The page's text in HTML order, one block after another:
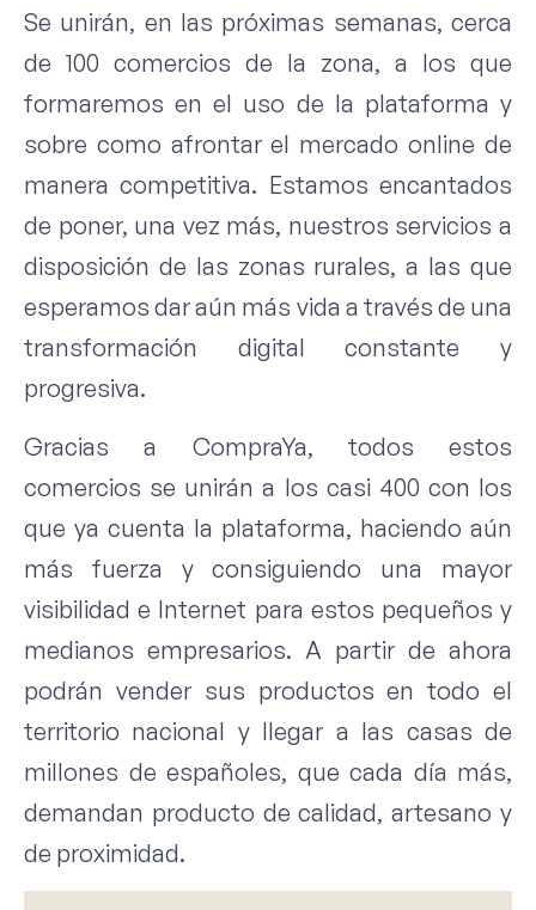
Se unirán, en las próximas semanas, cerca
de 100 comercios de la zona, a los que
formaremos en el uso de la plataforma y
sobre como afrontar el mercado online de
manera competitiva. Estamos encantados
de poner, una vez más, nuestros servicios a
disposición de las zonas rurales, a las que
esperamos dar aún más vida a través de una
transformación digital constante y
progresiva.
Gracias a CompraYa, todos estos
comercios se unirán a los casi 400 con los
que ya cuenta la plataforma, haciendo aún
más fuerza y consiguiendo una mayor
visibilidad e Internet para estos pequeños y
medianos empresarios. A partir de ahora
podrán vender sus productos en todo el
territorio nacional y llegar a las casas de
millones de españoles, que cada día más,
demandan producto de calidad, artesano y
de proximidad.